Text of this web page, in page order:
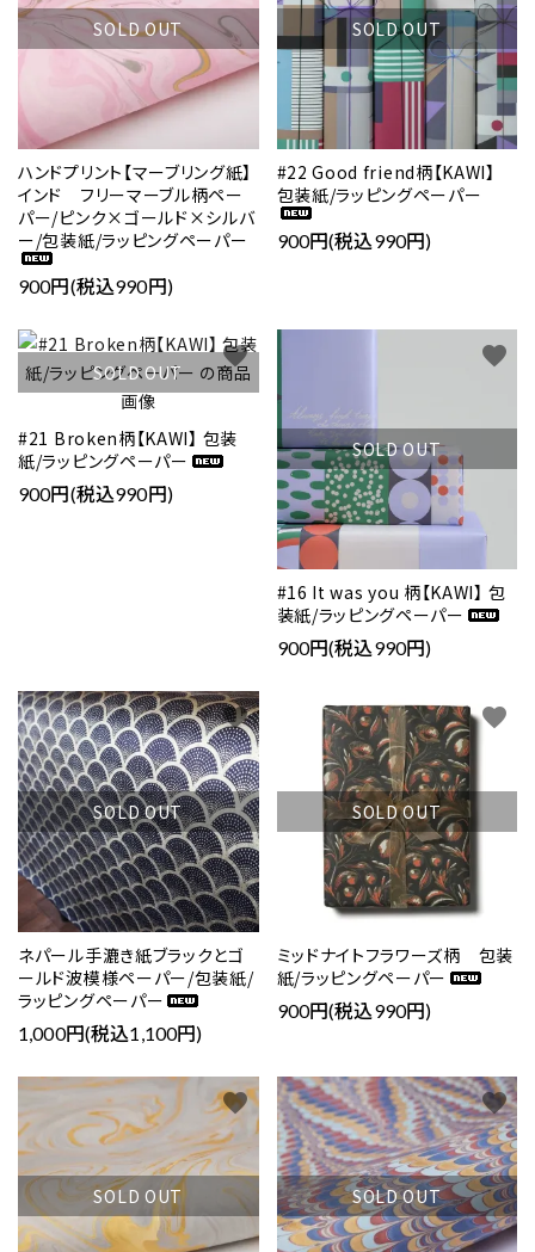
SOLD OUT
ハンドプリント【マーブリング紙】
インド フリーマーブル柄ペー
パー/ピンク×ゴールド×シルバ
ー/包装紙/ラッピングペーパー
900円(税込990円)
SOLD OUT
#22 Good friend柄【KAWI】
包装紙/ラッピングペーパー
900円(税込990円)
SOLD OUT
#21 Broken柄【KAWI】 包装
紙/ラッピングペーパー
900円(税込990円)
favorite
SOLD OUT
#16 It was you 柄【KAWI】 包
装紙/ラッピングペーパー
900円(税込990円)
favorite
SOLD OUT
ネパール手漉き紙ブラックとゴ
ールド波模様ペーパー/包装紙/
ラッピングペーパー
1,000円(税込1,100円)
favorite
SOLD OUT
ミッドナイトフラワーズ柄 包装
紙/ラッピングペーパー
900円(税込990円)
favorite
SOLD OUT
favorite
SOLD OUT
favorite